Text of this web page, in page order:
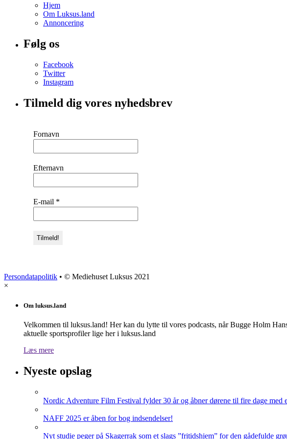
Hjem
Om Luksus.land
Annoncering
Følg os
Facebook
Twitter
Instagram
Tilmeld dig vores nyhedsbrev
Fornavn
Efternavn
E-mail *
Persondatapolitik • © Mediehuset Luksus 2021
×
Om luksus.land
Velkommen til luksus.land! Her kan du lytte til vores podcasts, når Bugge Holm
aktuelle sportsprofiler lige her i luksus.land
Læs mere
Nyeste opslag
Nordic Adventure Film Festival fylder 30 år og åbner dørene til fire dage med
NAFF 2025 er åben for bog indsendelser!
Nyt studie peger på Skagerrak som et slags ”fritidshjem” for den gådefulde